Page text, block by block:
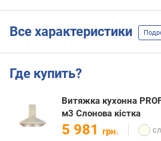
Все характеристики
Где купить?
Витяжка кухонна
м3 Слонова кістка
5 981 грн.